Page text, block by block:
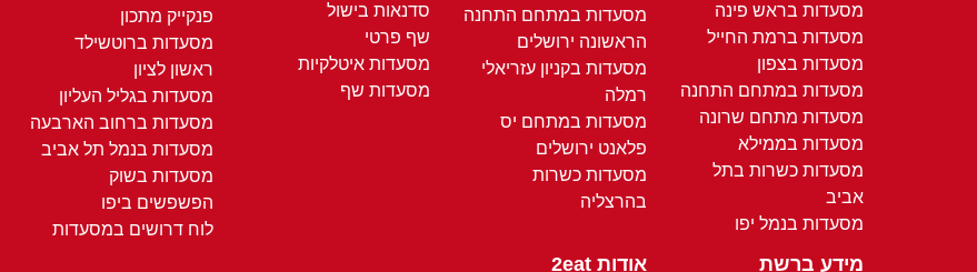
מסעדות בראש פינה
מסעדות ברמת החייל
מסעדות בצפון
מסעדות במתחם התחנה
מסעדות מתחם שרונה
מסעדות בממילא
מסעדות כשרות בתל
אביב
מסעדות בנמל יפו
מסעדות במתחם התחנה
הראשונה ירושלים
מסעדות בקניון עזריאלי
רמלה
מסעדות במתחם יס
פלאנט ירושלים
מסעדות כשרות
בהרצליה
סדנאות בישול
שף פרטי
מסעדות איטלקיות
מסעדות שף
פנקייק מתכון
מסעדות ברוטשילד
ראשון לציון
מסעדות בגליל העליון
מסעדות ברחוב הארבעה
מסעדות בנמל תל אביב
מסעדות בשוק
הפשפשים ביפו
לוח דרושים במסעדות
מידע ברשת אודות 2eat